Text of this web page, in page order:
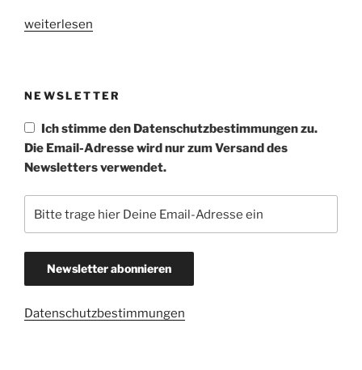
„Die
trägt“
weiterlesen
NEWSLETTER
Ich stimme den Datenschutzbestimmungen zu.
Die Email-Adresse wird nur zum Versand des
Newsletters verwendet.
Datenschutzbestimmungen